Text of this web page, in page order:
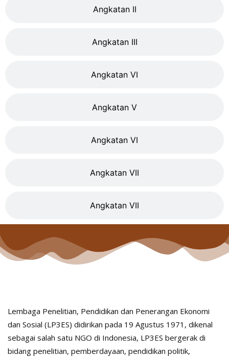
Angkatan II
Angkatan III
Angkatan VI
Angkatan V
Angkatan VI
Angkatan VII
Angkatan VII
Lembaga Penelitian, Pendidikan dan Penerangan Ekonomi
dan Sosial (LP3ES) didirikan pada 19 Agustus 1971, dikenal
sebagai salah satu NGO di Indonesia, LP3ES bergerak di
bidang penelitian, pemberdayaan, pendidikan politik,